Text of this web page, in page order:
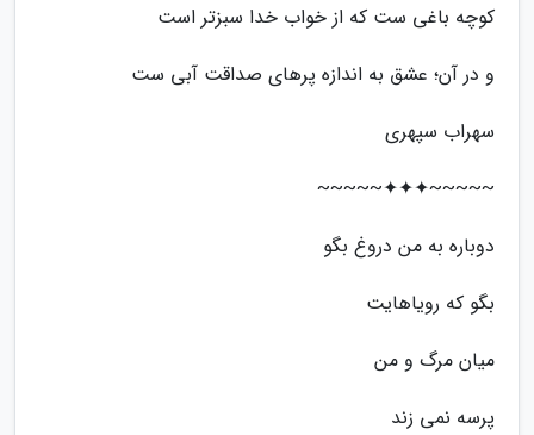
کوچه باغی ست که از خواب خدا سبزتر است
و در آن؛ عشق به اندازه پرهای صداقت آبی ست
سهراب سپهری
~~~~~✦✦✦~~~~~
دوباره به من دروغ بگو
بگو که رویاهایت
میان مرگ و من
پرسه نمی زند